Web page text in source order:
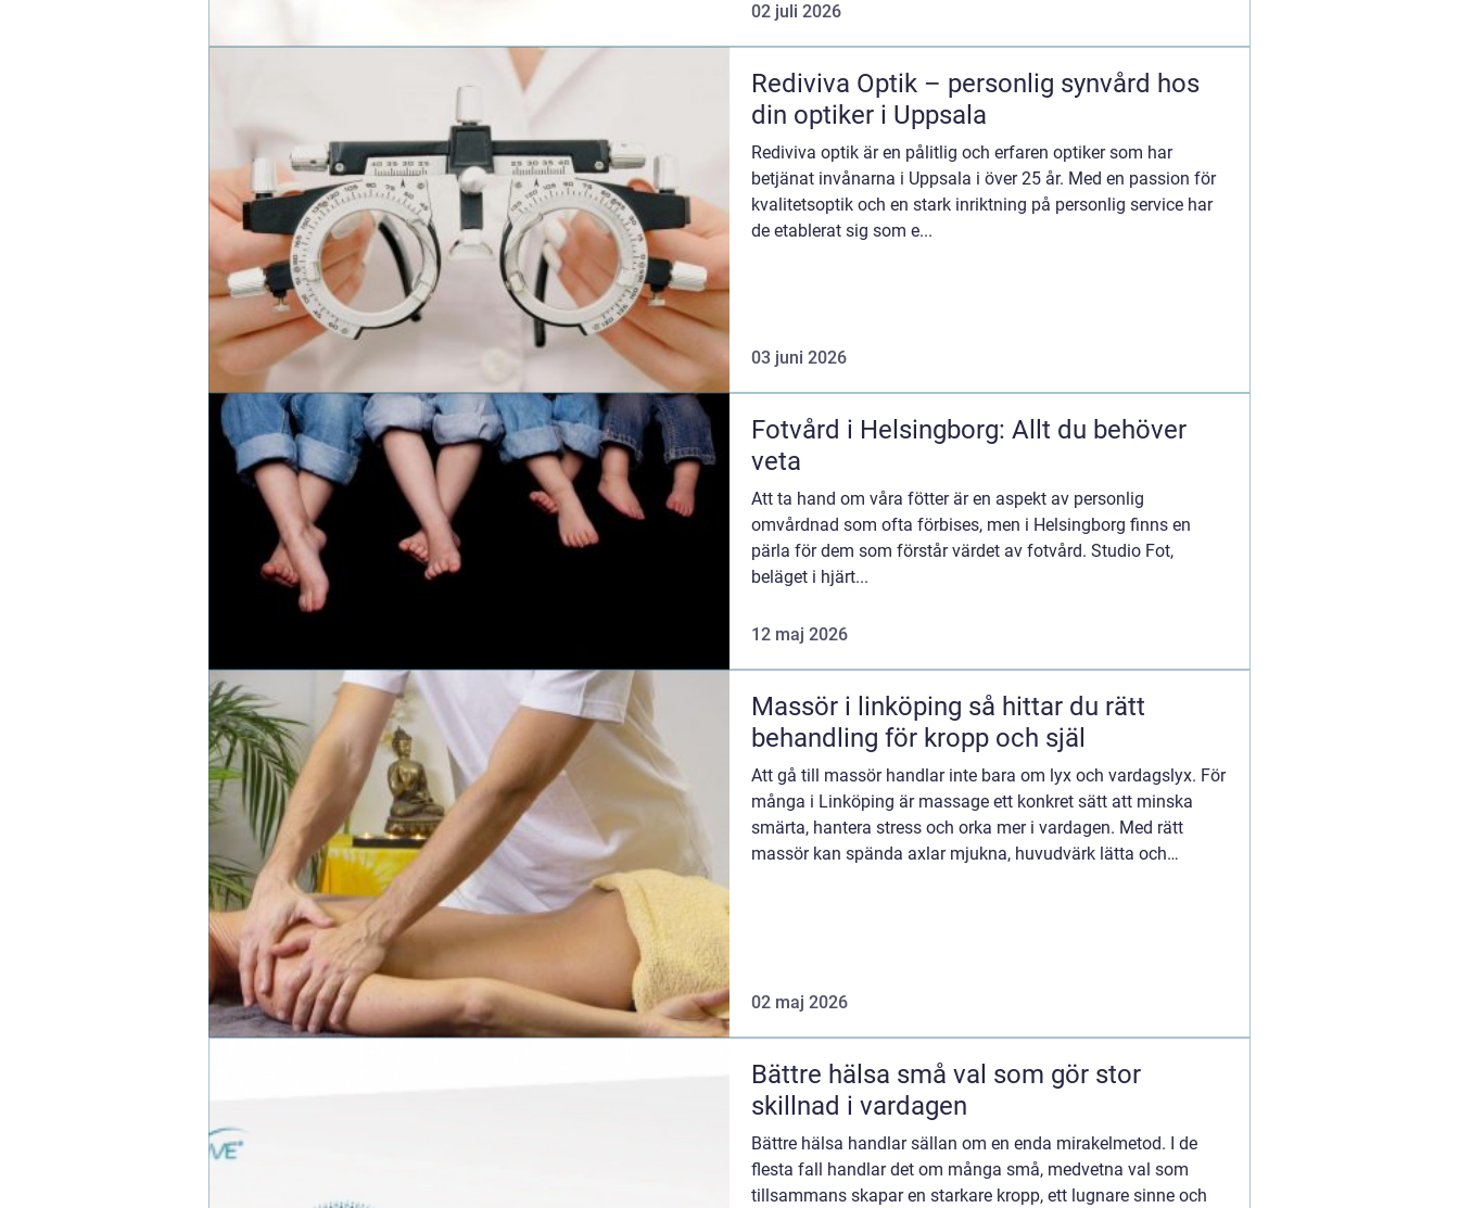
02 juli 2026
Rediviva Optik – personlig synvård hos
din optiker i Uppsala
Rediviva optik är en pålitlig och erfaren optiker som har
betjänat invånarna i Uppsala i över 25 år. Med en passion för
kvalitetsoptik och en stark inriktning på personlig service har
de etablerat sig som e...
03 juni 2026
Fotvård i Helsingborg: Allt du behöver
veta
Att ta hand om våra fötter är en aspekt av personlig
omvårdnad som ofta förbises, men i Helsingborg finns en
pärla för dem som förstår värdet av fotvård. Studio Fot,
beläget i hjärt...
12 maj 2026
Massör i linköping så hittar du rätt
behandling för kropp och själ
Att gå till massör handlar inte bara om lyx och vardagslyx. För
många i Linköping är massage ett konkret sätt att minska
smärta, hantera stress och orka mer i vardagen. Med rätt
massör kan spända axlar mjukna, huvudvärk lätta och
02 maj 2026
Bättre hälsa små val som gör stor
skillnad i vardagen
Bättre hälsa handlar sällan om en enda mirakelmetod. I de
flesta fall handlar det om många små, medvetna val som
tillsammans skapar en starkare kropp, ett lugnare sinne och